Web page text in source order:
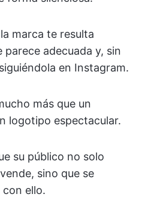
marca te resulta
adecuada y, sin
en Instagram.
más que un
logotipo espectacular.
su público no solo
sino que se
con ello.